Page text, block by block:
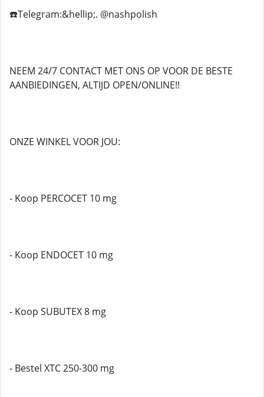
☎️Telegram:&hellip;. @nashpolish
NEEM 24/7 CONTACT MET ONS OP VOOR DE BESTE
AANBIEDINGEN, ALTIJD OPEN/ONLINE!!
ONZE WINKEL VOOR JOU:
- Koop PERCOCET 10 mg
- Koop ENDOCET 10 mg
- Koop SUBUTEX 8 mg
- Bestel XTC 250-300 mg